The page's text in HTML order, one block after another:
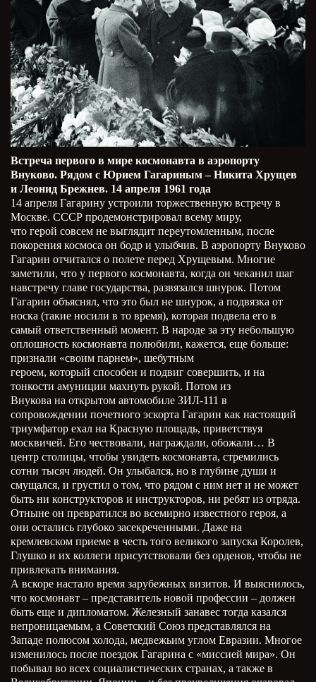
Встреча первого в мире космонавта в аэропорту
Внуково. Рядом с Юрием Гагариным – Никита Хрущев
и Леонид Брежнев. 14 апреля 1961 года
14 апреля Гагарину устроили торжественную встречу в
Москве. СССР продемонстрировал всему миру,
что герой совсем не выглядит переутомленным, после
покорения космоса он бодр и улыбчив. В аэропорту Внуково
Гагарин отчитался о полете перед Хрущевым. Многие
заметили, что у первого космонавта, когда он чеканил шаг
навстречу главе государства, развязался шнурок. Потом
Гагарин объяснял, что это был не шнурок, а подвязка от
носка (такие носили в то время), которая подвела его в
самый ответственный момент. В народе за эту небольшую
оплошность космонавта полюбили, кажется, еще больше:
признали «своим парнем», шебутным
героем, который способен и подвиг совершить, и на
тонкости амуниции махнуть рукой. Потом из
Внукова на открытом автомобиле ЗИЛ-111 в
сопровождении почетного эскорта Гагарин как настоящий
триумфатор ехал на Красную площадь, приветствуя
москвичей. Его чествовали, награждали, обожали… В
центр столицы, чтобы увидеть космонавта, стремились
сотни тысяч людей. Он улыбался, но в глубине души и
смущался, и грустил о том, что рядом с ним нет и не может
быть ни конструкторов и инструкторов, ни ребят из отряда.
Отныне он превратился во всемирно известного героя, а
они остались глубоко засекреченными. Даже на
кремлевском приеме в честь того великого запуска Королев,
Глушко и их коллеги присутствовали без орденов, чтобы не
привлекать внимания.
А вскоре настало время зарубежных визитов. И выяснилось,
что космонавт – представитель новой профессии – должен
быть еще и дипломатом. Железный занавес тогда казался
непроницаемым, а Советский Союз представлялся на
Западе полюсом холода, медвежьим углом Евразии. Многое
изменилось после поездок Гагарина с «миссией мира». Он
побывал во всех социалистических странах, а также в